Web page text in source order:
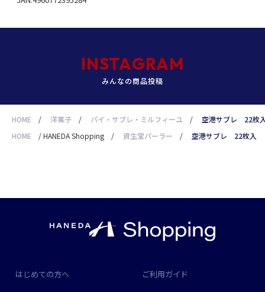
HOME / 洋菓子 / パイ・サブレ・ミルフィーユ /
空港サブレ 22枚
HOME
/HANEDA Shopping / 資生堂パーラー / 空港サブレ 22枚入
INSTAGRAM
みんなの商品投稿
はじめての方へ ご利用ガイド